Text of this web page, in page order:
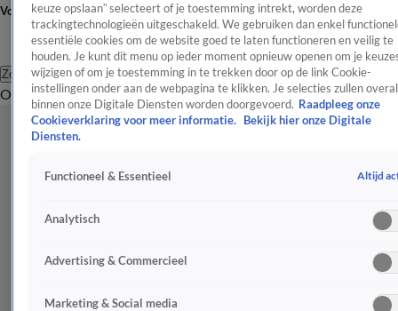
Volg Shownieuws
Zoeken
OverzichtEntertainmentSpraakmakendRealityCrimeVideo's
keuze opslaan” selecteert of je toestemming intrekt, worden deze
trackingtechnologieën uitgeschakeld. We gebruiken dan enkel
essentiële cookies om de website goed te laten functioneren en veilig te
houden. Je kunt dit menu op ieder moment opnieuw openen om je
wijzigen of om je toestemming in te trekken door op de link Cookie-
instellingen onder aan de webpagina te klikken. Je selecties zullen overal
binnen onze Digitale Diensten worden doorgevoerd. Raadpleeg onze
Cookieverklaring voor meer informatie.
Bekijk hier onze Digitale
Diensten.
Functioneel & Essentieel Altijd
Analytisch
Advertising & Commercieel
Marketing & Social media